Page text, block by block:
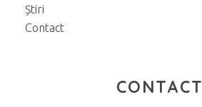
Știri
Contact
CONTACT